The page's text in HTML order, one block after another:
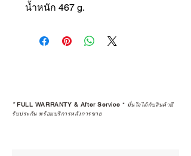
น้ำหนัก 467 g.
*FULL WARRANTY & After Service * มั่นใจได้กับสินค้ามี
รับประกัน พร้อมบริการหลังการขาย